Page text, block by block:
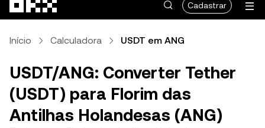
Cadastrar
Início Calculadora USDT em ANG
USDT/ANG: Converter Tether
(USDT) para Florim das
Antilhas Holandesas (ANG)